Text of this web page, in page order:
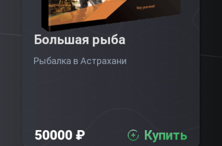
Большая рыба
Рыбалка в Астрахани
50000 ₽ Купить